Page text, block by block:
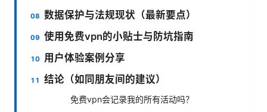
数据保护与法规现状（最新要点）
使用免费vpn的小贴士与防坑指南
用户体验案例分享
结论（如同朋友间的建议）
免费vpn会记录我的所有活动吗？